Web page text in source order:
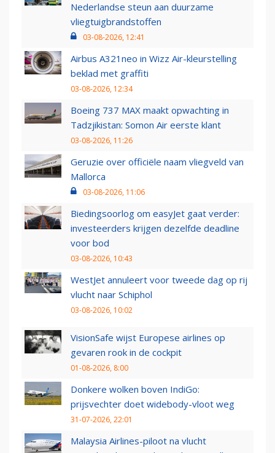
Nederlandse steun aan duurzame
vliegtuigbrandstoffen
03-08-2026, 12:41
Airbus A321neo in Wizz Air-kleurstelling
beklad met graffiti
03-08-2026, 12:34
Boeing 737 MAX maakt opwachting in
Tadzjikistan: Somon Air eerste klant
03-08-2026, 11:26
Geruzie over officiële naam vliegveld van
Mallorca
03-08-2026, 11:06
Biedingsoorlog om easyJet gaat verder:
investeerders krijgen dezelfde deadline
voor bod
03-08-2026, 10:43
WestJet annuleert voor tweede dag op rij
vlucht naar Schiphol
03-08-2026, 10:02
VisionSafe wijst Europese airlines op
gevaren rook in de cockpit
01-08-2026, 8:00
Donkere wolken boven IndiGo:
prijsvechter doet widebody-vloot weg
31-07-2026, 22:01
Malaysia Airlines-piloot na vlucht